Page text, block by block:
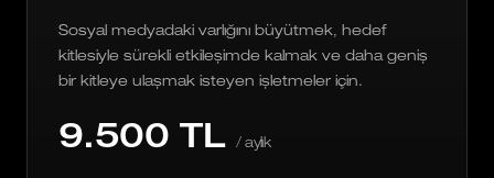
Sosyal medyadaki varlığını büyütmek, hedef
kitlesiyle sürekli etkileşimde kalmak ve daha geniş
bir kitleye ulaşmak isteyen işletmeler için.
9.500 TL/ aylık